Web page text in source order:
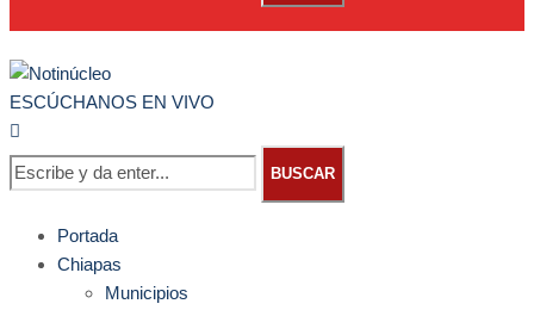
ESCÚCHANOS EN VIVO
BUSCAR
Portada
Chiapas
Municipios